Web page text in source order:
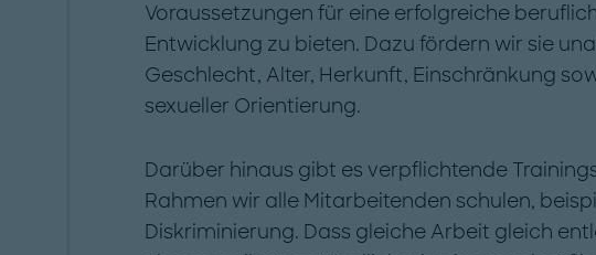
Voraussetzungen für eine erfolgreiche
Entwicklung zu bieten. Dazu fördern wir sie
Geschlecht, Alter, Herkunft, Einschränkung
sexueller Orientierung.
Darüber hinaus gibt es verpflichtende
Rahmen wir alle Mitarbeitenden schulen,
Diskriminierung. Dass gleiche Arbeit gleich